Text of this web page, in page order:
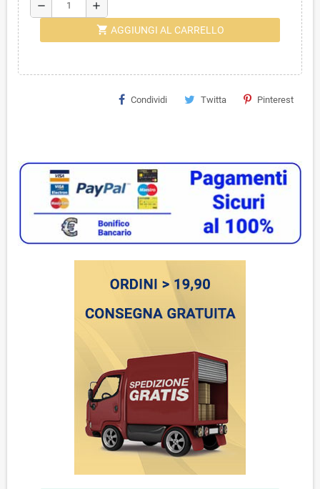
remove add
shopping_cart AGGIUNGI AL CARRELLO
Condividi Twitta Pinterest